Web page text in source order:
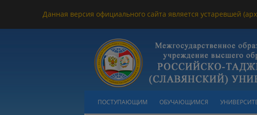
Данная версия официального сайта является устаревшей
ПОСТУПАЮЩИМ ОБУЧАЮЩИМСЯ